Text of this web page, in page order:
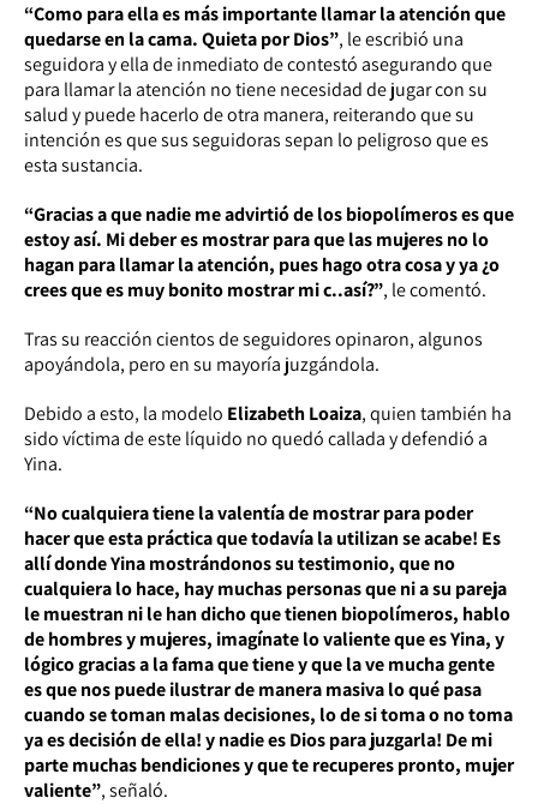
“Como para ella es más importante llamar la atención que
quedarse en la cama. Quieta por Dios”, le escribió una
seguidora y ella de inmediato de contestó asegurando que
para llamar la atención no tiene necesidad de jugar con su
salud y puede hacerlo de otra manera, reiterando que su
intención es que sus seguidoras sepan lo peligroso que es
esta sustancia.
“Gracias a que nadie me advirtió de los biopolímeros es que
estoy así. Mi deber es mostrar para que las mujeres no lo
hagan para llamar la atención, pues hago otra cosa y ya ¿o
crees que es muy bonito mostrar mi c..así?”, le comentó.
Tras su reacción cientos de seguidores opinaron, algunos
apoyándola, pero en su mayoría juzgándola.
Debido a esto, la modelo Elizabeth Loaiza, quien también ha
sido víctima de este líquido no quedó callada y defendió a
Yina.
“No cualquiera tiene la valentía de mostrar para poder
hacer que esta práctica que todavía la utilizan se acabe! Es
allí donde Yina mostrándonos su testimonio, que no
cualquiera lo hace, hay muchas personas que ni a su pareja
le muestran ni le han dicho que tienen biopolímeros, hablo
de hombres y mujeres, imagínate lo valiente que es Yina, y
lógico gracias a la fama que tiene y que la ve mucha gente
es que nos puede ilustrar de manera masiva lo qué pasa
cuando se toman malas decisiones, lo de si toma o no toma
ya es decisión de ella! y nadie es Dios para juzgarla! De mi
parte muchas bendiciones y que te recuperes pronto, mujer
valiente”, señaló.